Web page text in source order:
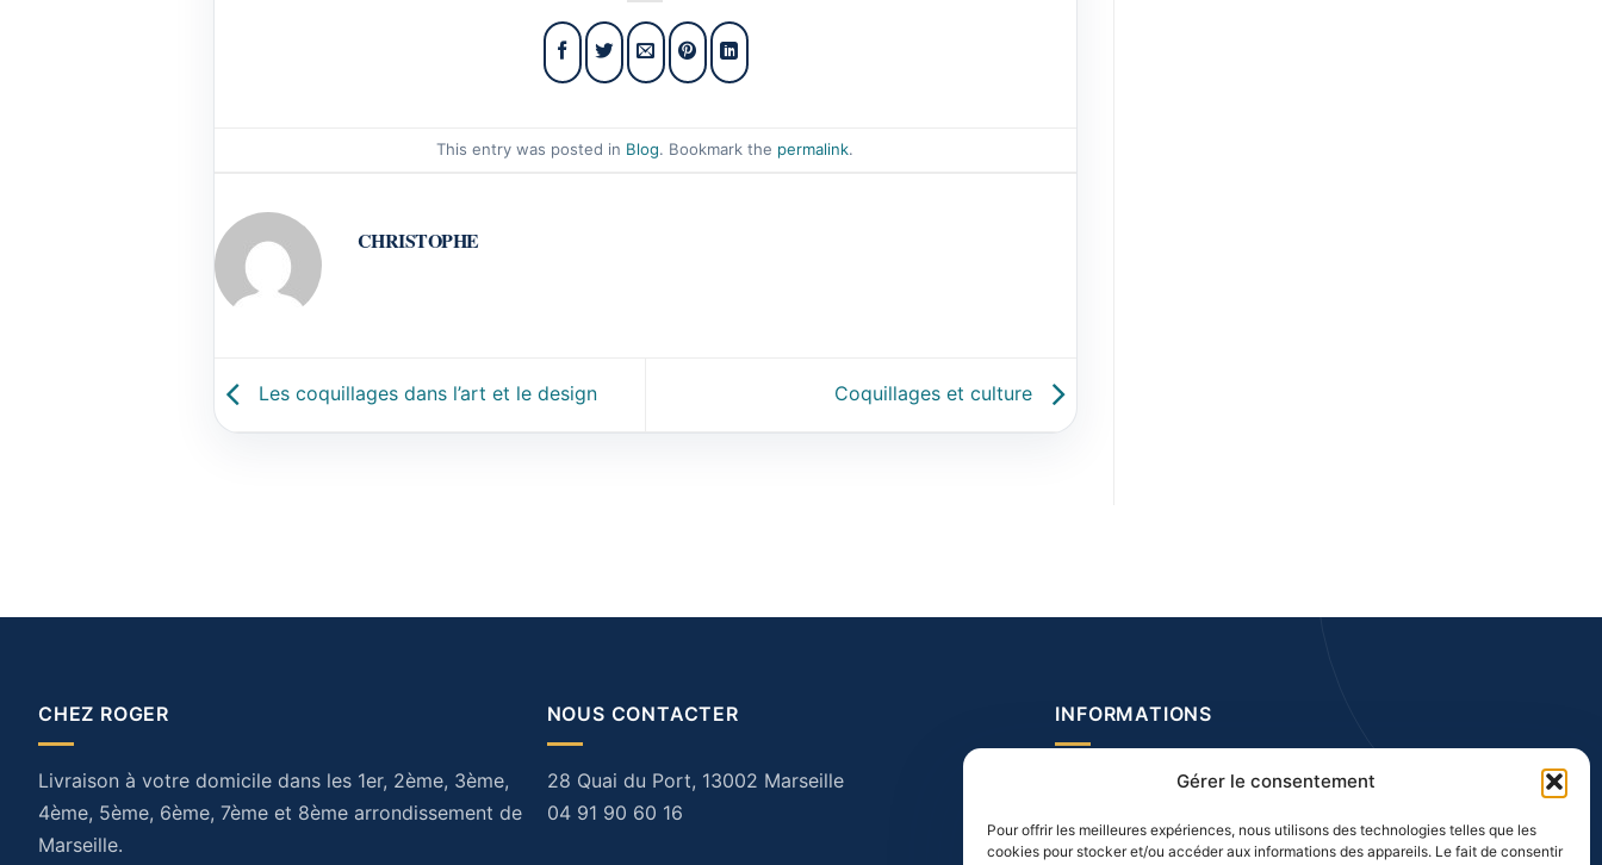
Gérer le consentement
Pour offrir les meilleures expériences, nous utilisons des technologies telles que les
cookies pour stocker et/ou accéder aux informations des appareils. Le fait de consentir
This entry was posted in Blog. Bookmark the permalink.
CHRISTOPHE
Les coquillages dans l’art et le design Coquillages et culture
CHEZ ROGER
Livraison à votre domicile dans les 1er, 2ème, 3ème,
4ème, 5ème, 6ème, 7ème et 8ème arrondissement de
Marseille.
NOUS CONTACTER
28 Quai du Port, 13002 Marseille
04 91 90 60 16
INFORMATIONS
Nos prestations
CGV